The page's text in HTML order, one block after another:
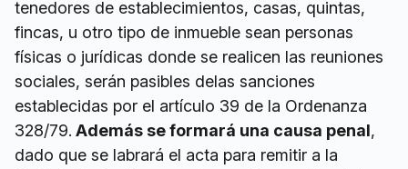
tenedores de establecimientos, casas, quintas,
fincas, u otro tipo de inmueble sean personas
físicas o jurídicas donde se realicen las reuniones
sociales, serán pasibles delas sanciones
establecidas por el artículo 39 de la Ordenanza
328/79. Además se formará una causa penal,
dado que se labrará el acta para remitir a la